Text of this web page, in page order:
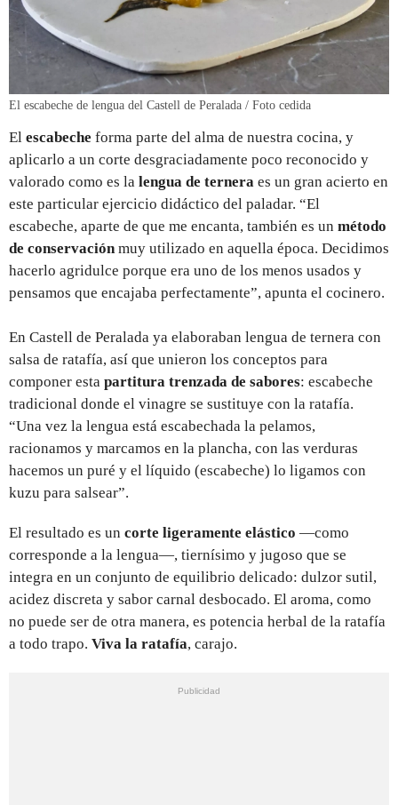
El escabeche de lengua del Castell de Peralada / Foto cedida
El escabeche forma parte del alma de nuestra cocina, y
aplicarlo a un corte desgraciadamente poco reconocido y
valorado como es la lengua de ternera es un gran acierto en
este particular ejercicio didáctico del paladar. “El
escabeche, aparte de que me encanta, también es un método
de conservación muy utilizado en aquella época. Decidimos
hacerlo agridulce porque era uno de los menos usados y
pensamos que encajaba perfectamente”, apunta el cocinero.
En Castell de Peralada ya elaboraban lengua de ternera con
salsa de ratafía, así que unieron los conceptos para
componer esta partitura trenzada de sabores: escabeche
tradicional donde el vinagre se sustituye con la ratafía.
“Una vez la lengua está escabechada la pelamos,
racionamos y marcamos en la plancha, con las verduras
hacemos un puré y el líquido (escabeche) lo ligamos con
kuzu para salsear”.
El resultado es un corte ligeramente elástico —como
corresponde a la lengua—, tiernísimo y jugoso que se
integra en un conjunto de equilibrio delicado: dulzor sutil,
acidez discreta y sabor carnal desbocado. El aroma, como
no puede ser de otra manera, es potencia herbal de la ratafía
a todo trapo. Viva la ratafía, carajo.